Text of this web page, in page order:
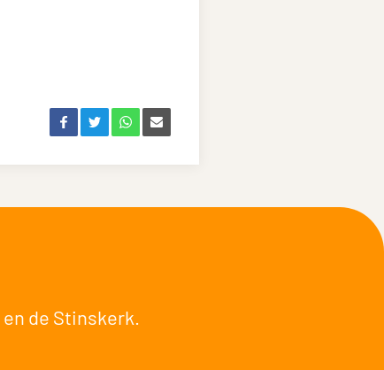
en de Stinskerk